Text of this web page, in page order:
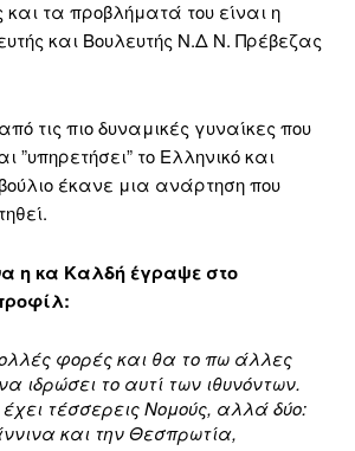
και τα προβλήματά του είναι η
και Βουλευτής Ν.Δ Ν. Πρέβεζας
τις πιο δυναμικές γυναίκες που
”υπηρετήσει” το Ελληνικό και
έκανε μια ανάρτηση που
η κα Καλδή έγραψε στο
φορές και θα το πω άλλες
ιδρώσει το αυτί των ιθυνόντων.
τέσσερεις Νομούς, αλλά δύο:
και την Θεσπρωτία,